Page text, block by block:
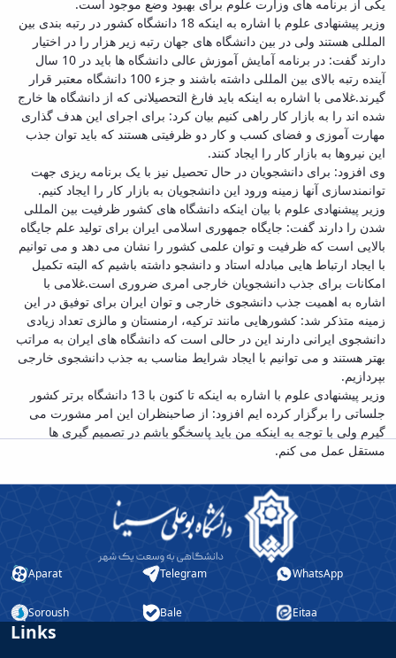
یکی از برنامه های وزارت علوم برای بهبود وضع موجود است.
وزیر پیشنهادی علوم با اشاره به اینکه 18 دانشگاه کشور در رتبه بندی بین
المللی هستند ولی در بین دانشگاه های جهان رتبه زیر هزار را در اختیار
دارند گفت: در برنامه آمایش آموزش عالی دانشگاه ها باید در 10 سال
آینده رتبه بالای بین المللی داشته باشند و جزء 100 دانشگاه معتبر قرار
گیرند.غلامی با اشاره به اینکه باید فارغ التحصیلانی که از دانشگاه ها خارج
شده اند را به بازار کار راهی کنیم بیان کرد: برای اجرای این هدف گذاری
مهارت آموزی و فضای کسب و کار دو ظرفیتی هستند که باید توان جذب
این نیروها به بازار کار را ایجاد کنند.
وی افزود: برای دانشجویان در حال تحصیل نیز با یک برنامه ریزی جهت
توانمندسازی آنها زمینه ورود این دانشجویان به بازار کار را ایجاد کنیم.
وزیر پیشنهادی علوم با بیان اینکه دانشگاه های کشور ظرفیت بین المللی
شدن را دارند گفت: جایگاه جمهوری اسلامی ایران برای تولید علم جایگاه
بالایی است که ظرفیت و توان علمی کشور را نشان می دهد و می توانیم
با ایجاد ارتباط هایی مبادله استاد و دانشجو داشته باشیم که البته تکمیل
امکانات برای جذب دانشجویان خارجی امری ضروری است.غلامی با
اشاره به اهمیت جذب دانشجوی خارجی و توان ایران برای توفیق در این
زمینه متذکر شد: کشورهایی مانند ترکیه، ارمنستان و مالزی تعداد زیادی
دانشجوی ایرانی دارند این در حالی است که دانشگاه های ایران به مراتب
بهتر هستند و می توانیم با ایجاد شرایط مناسب به جذب دانشجوی خارجی
بپردازیم.
وزیر پیشنهادی علوم با اشاره به اینکه تا کنون با 13 دانشگاه برتر کشور
جلساتی را برگزار کرده ایم افزود: از صاحبنظران این امر مشورت می
گیرم ولی با توجه به اینکه من باید پاسخگو باشم در تصمیم گیری ها
مستقل عمل می کنم.
Aparat Telegram WhatsApp
Soroush Bale Eitaa
Links